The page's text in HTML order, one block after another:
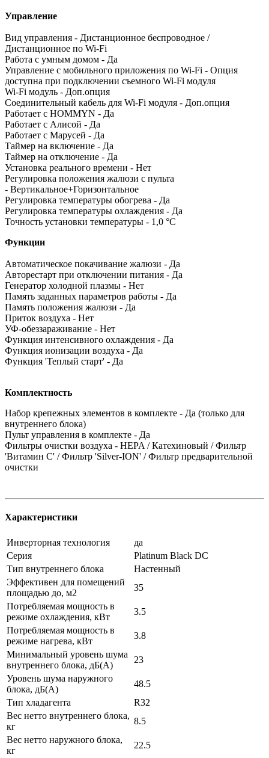
Управление
Вид управления - Дистанционное беспроводное /
Дистанционное по Wi-Fi
Работа с умным домом - Да
Управление c мобильного приложения по Wi-Fi - Опция
доступна при подключении съемного Wi-Fi модуля
Wi-Fi модуль - Доп.опция
Соединительный кабель для Wi-Fi модуля - Доп.опция
Работает с HOMMYN - Да
Работает с Алисой - Да
Работает с Марусей - Да
Таймер на включение - Да
Таймер на отключение - Да
Установка реального времени - Нет
Регулировка положения жалюзи с пульта
- Вертикальное+Горизонтальное
Регулировка температуры обогрева - Да
Регулировка температуры охлаждения - Да
Точность установки температуры - 1,0 °С
Функции
Автоматическое покачивание жалюзи - Да
Авторестарт при отключении питания - Да
Генератор холодной плазмы - Нет
Память заданных параметров работы - Да
Память положения жалюзи - Да
Приток воздуха - Нет
УФ-обеззараживание - Нет
Функция интенсивного охлаждения - Да
Функция ионизации воздуха - Да
Функция 'Теплый старт' - Да
Комплектность
Набор крепежных элементов в комплекте - Да (только для
внутреннего блока)
Пульт управления в комплекте - Да
Фильтры очистки воздуха - HEPA / Катехиновый / Фильтр
'Витамин С' / Фильтр 'Silver-ION' / Фильтр предварительной
очистки
Характеристики
Инверторная технология
да
Серия
Platinum Black DC
Тип внутреннего блока
Настенный
Эффективен для помещений
площадью до, м2
35
Потребляемая мощность в
режиме охлаждения, кВт
3.5
Потребляемая мощность в
режиме нагрева, кВт
3.8
Минимальный уровень шума
внутреннего блока, дБ(А)
23
Уровень шума наружного
блока, дБ(А)
48.5
Тип хладагента
R32
Вес нетто внутреннего блока,
кг
8.5
Вес нетто наружного блока,
кг
22.5